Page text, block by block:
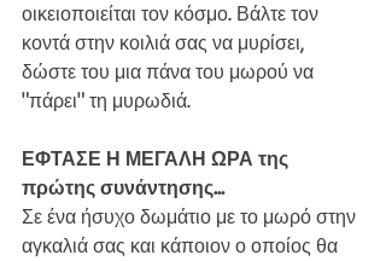
οικειοποιείται τον κόσμο. Βάλτε τον
κοντά στην κοιλιά σας να μυρίσει,
δώστε του μια πάνα του μωρού να
"πάρει" τη μυρωδιά.
ΕΦΤΑΣΕ Η ΜΕΓΑΛΗ ΩΡΑ της
πρώτης συνάντησης...
Σε ένα ήσυχο δωμάτιο με το μωρό στην
αγκαλιά σας και κάποιον ο οποίος θα